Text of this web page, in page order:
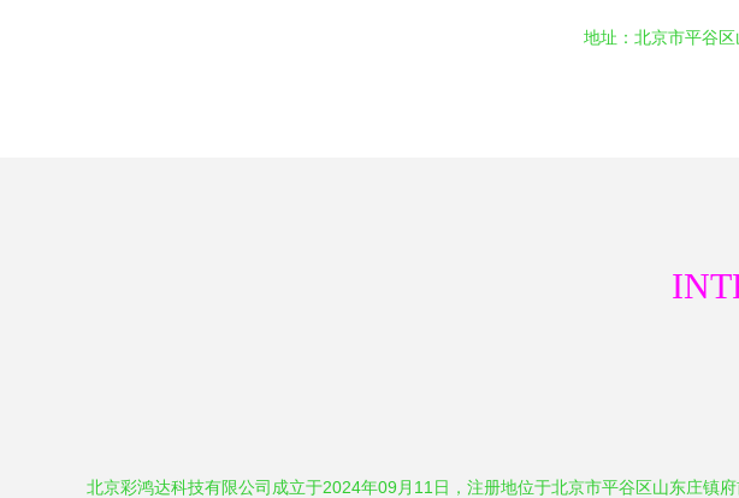
地址：北京市平谷区
北京彩鸿达科技有限公司成立于2024年09月11日，注册地位于北京市平谷区山东庄镇